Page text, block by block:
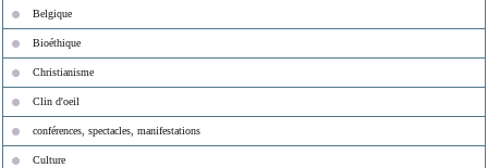
Belgique
Bioéthique
Christianisme
Clin d'oeil
conférences, spectacles, manifestations
Culture